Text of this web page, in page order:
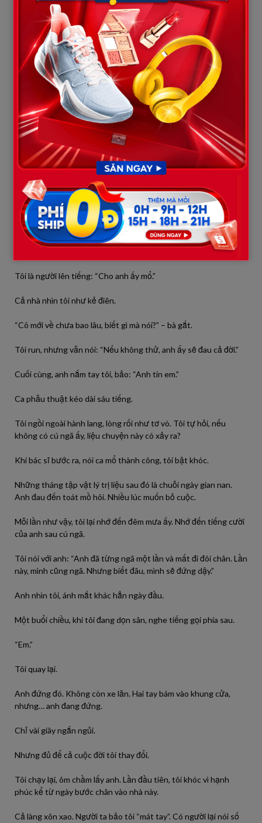
Anh thì khác.
Anh luôn tìm cách đỡ đần tôi trong khả năng của mình. Anh học
cách nấu ăn khi ngồi xe lăn. Anh phụ tôi gấp quần áo. Anh đọc
sách cho tôi nghe vào buổi tối.
Dần dần, tôi nhận ra, trong căn nhà này, người duy nhất thật sự
coi tôi là vợ… là anh.
Cú ngã đêm tân hôn tưởng chỉ là tai nạn nhỏ. Nhưng một tuần
sau, anh bắt đầu than đau lưng. Cơn đau ngày một nặng. Gia
đình đưa anh lên bệnh viện tỉnh.
Kết quả chụp phim khiến tất cả sững sờ.
Cú ngã ấy làm lệch một đốt sống vốn đã tổn thương từ nhỏ.
Nhưng chính sự lệch đó lại mở ra một cơ hội. Bác sĩ nói nếu phẫu
thuật chỉnh lại, có khả năng cải thiện vận động.
Tôi là người lên tiếng: “Cho anh ấy mổ.”
Cả nhà nhìn tôi như kẻ điên.
“Cô mới về chưa bao lâu, biết gì mà nói?” – bà gắt.
Tôi run, nhưng vẫn nói: “Nếu không thử, anh ấy sẽ đau cả đời.”
Cuối cùng, anh nắm tay tôi, bảo: “Anh tin em.”
Ca phẫu thuật kéo dài sáu tiếng.
Tôi ngồi ngoài hành lang, lòng rối như tơ vò. Tôi tự hỏi, nếu
không có cú ngã ấy, liệu chuyện này có xảy ra?
Khi bác sĩ bước ra, nói ca mổ thành công, tôi bật khóc.
Những tháng tập vật lý trị liệu sau đó là chuỗi ngày gian nan.
Anh đau đến toát mồ hôi. Nhiều lúc muốn bỏ cuộc.
Mỗi lần như vậy, tôi lại nhớ đến đêm mưa ấy. Nhớ đến tiếng cười
của anh sau cú ngã.
Tôi nói với anh: “Anh đã từng ngã một lần và mất đi đôi chân. Lần
này, mình cũng ngã. Nhưng biết đâu, mình sẽ đứng dậy.”
Anh nhìn tôi, ánh mắt khác hẳn ngày đầu.
Một buổi chiều, khi tôi đang dọn sân, nghe tiếng gọi phía sau.
“Em.”
Tôi quay lại.
Anh đứng đó. Không còn xe lăn. Hai tay bám vào khung cửa,
nhưng… anh đang đứng.
Chỉ vài giây ngắn ngủi.
Nhưng đủ để cả cuộc đời tôi thay đổi.
Tôi chạy lại, ôm chầm lấy anh. Lần đầu tiên, tôi khóc vì hạnh
phúc kể từ ngày bước chân vào nhà này.
Cả làng xôn xao. Người ta bảo tôi “mát tay”. Có người lại nói số